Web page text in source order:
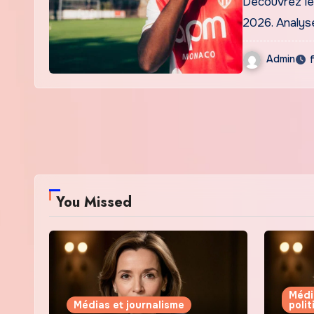
2026.
Admin
You Missed
Médias et journalisme